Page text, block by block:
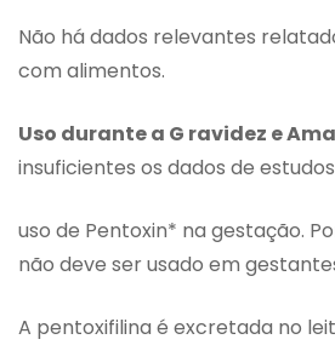
Não há dados relevantes
com alimentos.
Uso durante a G ravidez e
insuficientes os dados de
uso de Pentoxin* na gestação.
não deve ser usado em
A pentoxifilina é excretada no